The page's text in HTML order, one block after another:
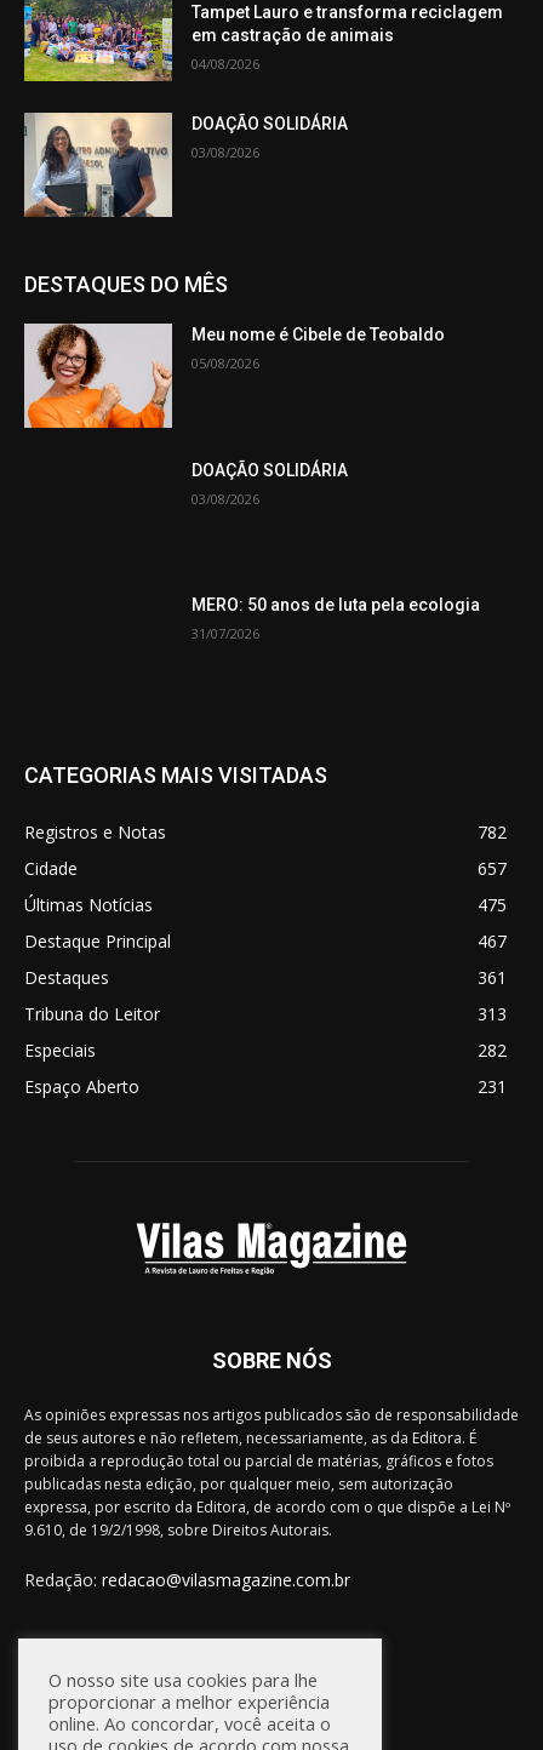
Tampet Lauro e transforma reciclagem
em castração de animais
04/08/2026
DOAÇÃO SOLIDÁRIA
03/08/2026
DESTAQUES DO MÊS
Meu nome é Cibele de Teobaldo
05/08/2026
DOAÇÃO SOLIDÁRIA
03/08/2026
MERO: 50 anos de luta pela ecologia
31/07/2026
CATEGORIAS MAIS VISITADAS
Registros e Notas
782
Cidade
657
Últimas Notícias
475
Destaque Principal
467
Destaques
361
Tribuna do Leitor
313
Especiais
282
Espaço Aberto
231
SOBRE NÓS
As opiniões expressas nos artigos publicados são de responsabilidade
de seus autores e não refletem, necessariamente, as da Editora. É
proibida a reprodução total ou parcial de matérias, gráficos e fotos
publicadas nesta edição, por qualquer meio, sem autorização
expressa, por escrito da Editora, de acordo com o que dispõe a Lei Nº
9.610, de 19/2/1998, sobre Direitos Autorais.
Redação: redacao@vilasmagazine.com.br
FIQUE CONECTADO
O nosso site usa cookies para lhe
proporcionar a melhor experiência
online. Ao concordar, você aceita o
uso de cookies de acordo com nossa